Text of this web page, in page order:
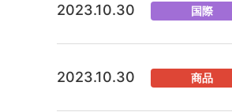
2023.10.30 国際
2023.10.30 商品